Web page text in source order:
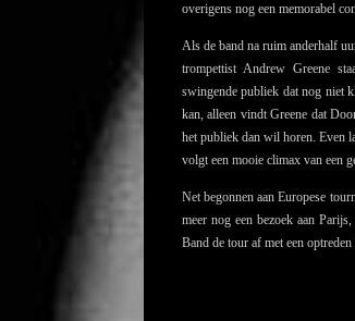
overigens nog een memorabel
Als de band na ruim anderhalf
trompettist Andrew Greene
swingende publiek dat nog niet
kan, alleen vindt Greene dat
het publiek dan wil horen. Even
volgt een mooie climax van een
Net begonnen aan Europese
meer nog een bezoek aan
Band de tour af met een